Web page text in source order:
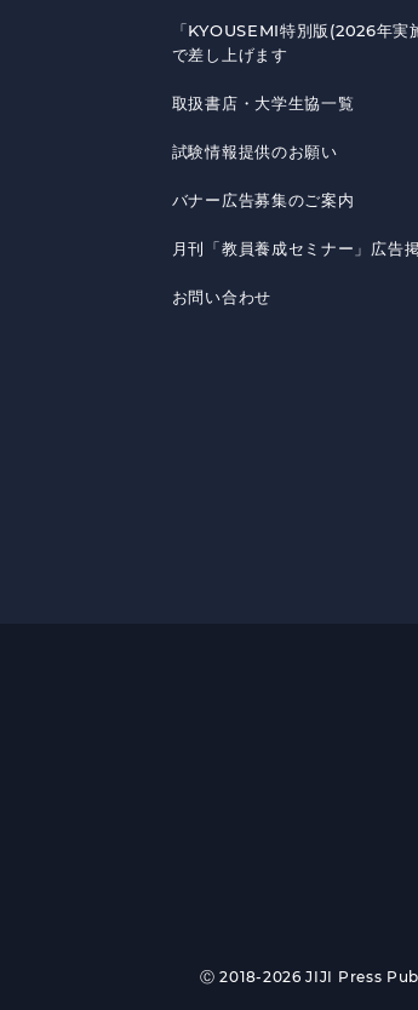
「KYOUSEMI特別版(2026年実
で差し上げます
取扱書店・大学生協一覧
試験情報提供のお願い
バナー広告募集のご案内
月刊「教員養成セミナー」広告
お問い合わせ
Ⓒ 2018-2026 JIJI Press